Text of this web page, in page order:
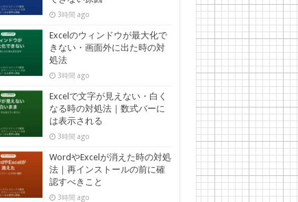
3時間 ago
Excelのウィンドウが最大化で
きない・画面外に出た時の対
処法
3時間 ago
Excelで文字が見えない・白く
なる時の対処法｜数式バーに
は表示される
3時間 ago
WordやExcelが消えた時の対処
法｜再インストールの前に確
認すべきこと
3時間 ago